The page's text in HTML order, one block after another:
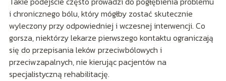
i chronicznego bólu, który mógłby zostać skutecznie
wyleczony przy odpowiedniej i wczesnej interwencji. Co
gorsza, niektórzy lekarze pierwszego kontaktu ograniczają
się do przepisania leków przeciwbólowych i
przeciwzapalnych, nie kierując pacjentów na
specjalistyczną rehabilitację.